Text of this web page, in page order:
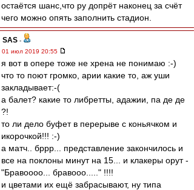
остаётся шанс,что ру допрёт наконец за счёт
чего можно опять заполнить стадион.
SAS -
01 июл 2019 20:55
я вот в опере тоже не хрена не понимаю :-)
что то поют громко, арии какие то, аж уши
закладывает:-(
а балет? какие то либретты, адажии, па де де
?!
то ли дело буфет в перерыве с коньячком и
икорочкой!!! :-)
а матч.. бррр... представление закончилось и
все на поклоны минут на 15... и клакеры орут -
"Бравоооо... бравооо....." !!!!
и цветами их ещё забрасывают, ну типа